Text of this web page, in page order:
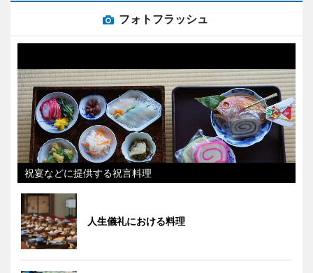
フォトフラッシュ
祝宴などに提供する祝言料理
人生儀礼における料理